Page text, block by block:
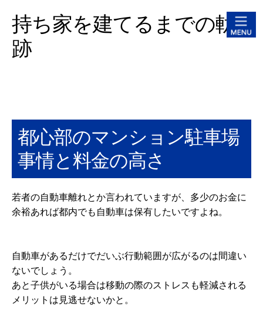
持ち家を建てるまでの軌
跡
都心部のマンション駐車場
事情と料金の高さ
若者の自動車離れとか言われていますが、多少のお金に
余裕あれば都内でも自動車は保有したいですよね。
自動車があるだけでだいぶ行動範囲が広がるのは間違い
ないでしょう。
あと子供がいる場合は移動の際のストレスも軽減される
メリットは見逃せないかと。